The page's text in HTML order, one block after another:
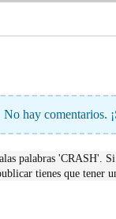
No hay comentarios.
palabras 'CRASH'.
tienes que tener